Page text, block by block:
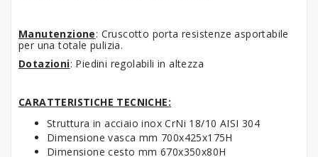
Manutenzione: Cruscotto porta resistenze asportabile
per una totale pulizia.
Dotazioni: Piedini regolabili in altezza
CARATTERISTICHE TECNICHE:
Struttura in acciaio inox CrNi 18/10 AISI 304
Dimensione vasca mm 700x425x175H
Dimensione cesto mm 670x350x80H